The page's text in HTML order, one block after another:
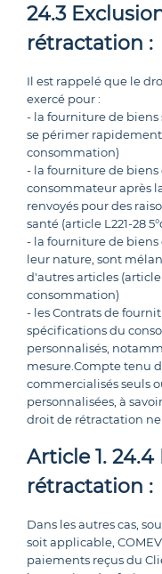
24.3
rétractation :
Il est rappelé que le
exercé pour :
- la fourniture de biens
se périmer rapidement
consommation)
- la fourniture de
consommateur après
renvoyés pour des
santé (article L221-28
- la fourniture de biens
leur nature, sont
d'autres articles (article
consommation)
- les Contrats de
spécifications du
personnalisés,
mesure.Compte tenu
commercialisés seuls
personnalisées, à
droit de rétractation ne
Article 1. 24.4
rétractation :
Dans les autres cas,
soit applicable,
paiements reçus du